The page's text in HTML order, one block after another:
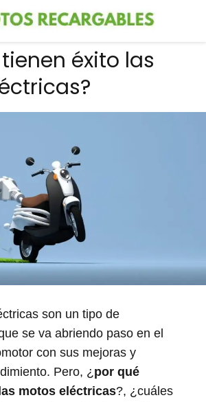
éxito las
son un tipo de
se va abriendo paso en el
con sus mejoras y
Pero, ¿ por qué
motos eléctricas?, ¿cuáles